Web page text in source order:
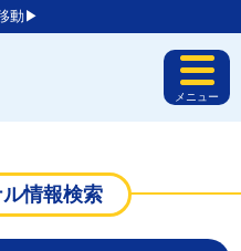
動▶︎
メニュー
情報検索